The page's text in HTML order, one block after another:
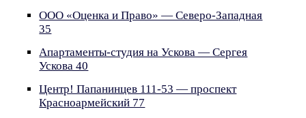
ООО «Оценка и Право» — Северо-Западная
35
Апартаменты-студия на Ускова — Сергея
Ускова 40
Центр! Папанинцев 111-53 — проспект
Красноармейский 77